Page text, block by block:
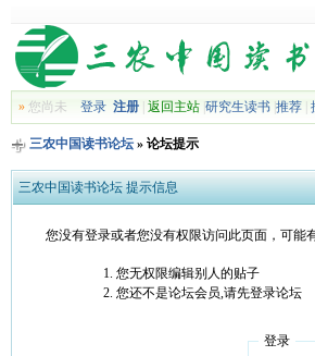
»您尚未 登录 注册| 返回主站| 研究生读书| 推荐|
三农中国读书论坛» 论坛提示
三农中国读书论坛 提示信息
您没有登录或者您没有权限访问此页面，可能
您无权限编辑别人的贴子
您还不是论坛会员,请先登录论坛
登录